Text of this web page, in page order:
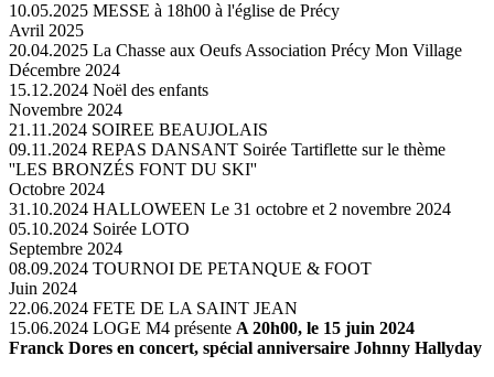
10.05.2025 MESSE à 18h00 à l'église de Précy
Avril 2025
20.04.2025 La Chasse aux OeufsAssociation Précy Mon Village
Décembre 2024
15.12.2024 Noël des enfants
Novembre 2024
21.11.2024 SOIREE BEAUJOLAIS
09.11.2024 REPAS DANSANT Soirée Tartiflette sur le thème
''LES BRONZÉS FONT DU SKI''
Octobre 2024
31.10.2024 HALLOWEEN Le 31 octobre et 2 novembre 2024
05.10.2024 Soirée LOTO
Septembre 2024
08.09.2024 TOURNOI DE PETANQUE & FOOT
Juin 2024
22.06.2024 FETE DE LA SAINT JEAN
15.06.2024 LOGE M4 présente A 20h00, le 15 juin 2024
Franck Dores en concert, spécial anniversaire Johnny Hallyday